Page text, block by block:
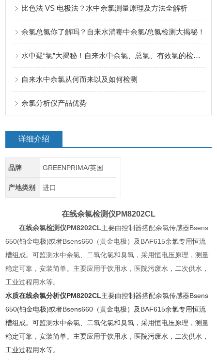
比色法 VS 电极法？水中余氯测量原理及方法全解析
余氯总氯你了解吗？自来水消毒中余氯/总氯检测大揭秘！
水中疑“氯”大揭秘！自来水中余氯、总氯、有效氯的检测意义及方法
自来水中余氯从何而来以及如何检测
余氯分析仪产品优势
详细介绍
品牌 GREENPRIMA/英国
产地类别 进口
在线余氯检测仪 PM8202CL
在线余氯检测仪PM8202CL主要由控制器搭配余氯传感器Bsens
650(铂金电极)或者Bsens660（黄金电极）及BAF615余氯专用恒流
槽组成。可监测水中余氯、二氧化氯和臭氧，采用恒电压原理，测量
稳定可靠，安装简单。主要应用于饮用水，医院污废水，二次供水，
工业过程用水等。
水质在线余氯分析仪PM8202CL主要由控制器搭配余氯传感器Bsens
650(铂金电极)或者Bsens660（黄金电极）及BAF615余氯专用恒流
槽组成。可监测水中余氯、二氧化氯和臭氧，采用恒电压原理，测量
稳定可靠，安装简单。主要应用于饮用水，医院污废水，二次供水，
工业过程用水等。